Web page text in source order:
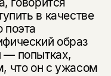
в качестве
поэта
образ
— попытках,
что он с ужасом